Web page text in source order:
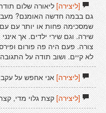
[ליצירה]ליאורה שלום
גם בבמה חדשה האומנם?
שמסכימה פחות או יותר עם עם
שירה. וגם שירי ילדים. אך
צורה. פעם היה פה פורום
לא קיים. ושוב תודה על
[ליצירה]אני אחפש על
[ליצירה]קצת גלוי מדי,